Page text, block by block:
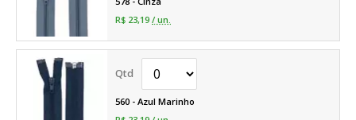
R$ 23,19 / un.
560 - Azul Marinho